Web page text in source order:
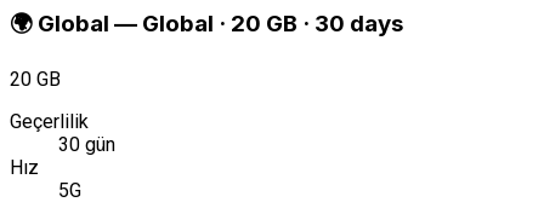
🌍 Global — Global · 20 GB · 30 days
20 GB
Geçerlilik
30 gün
Hız
5G